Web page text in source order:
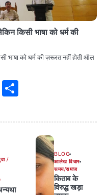
किसी भाषा को धर्म की
भाषा को धर्म की ज़रूरत नहीं होती ऑल
Telegram
/
BLOG
आलेख विचार
समय/समाज
किताब के
विरुद्ध खड़ा